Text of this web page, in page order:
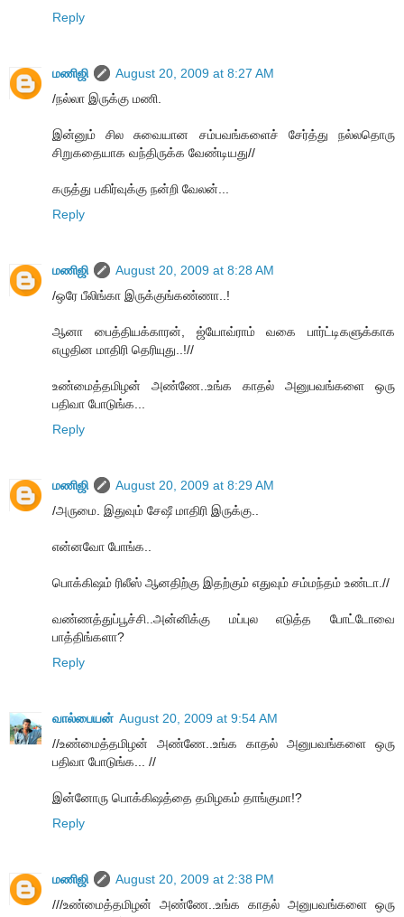
Reply
மணிஜி
August 20, 2009 at 8:27 AM
/நல்லா இருக்கு மணி.
இன்னும் சில சுவையான சம்பவங்களைச் சேர்த்து நல்லதொரு
சிறுகதையாக வந்திருக்க வேண்டியது//
கருத்து பகிர்வுக்கு நன்றி வேலன்...
Reply
மணிஜி
August 20, 2009 at 8:28 AM
/ஒரே பீலிங்கா இருக்குங்கண்ணா..!
ஆனா பைத்தியக்காரன், ஜ்யோவ்ராம் வகை பார்ட்டிகளுக்காக
எழுதின மாதிரி தெரியுது..!//
உண்மைத்தமிழன் அண்ணே..உங்க காதல் அனுபவங்களை ஒரு
பதிவா போடுங்க...
Reply
மணிஜி
August 20, 2009 at 8:29 AM
/அருமை. இதுவும் சேஷீ மாதிரி இருக்கு..
என்னவோ போங்க..
பொக்கிஷம் ரிலீஸ் ஆனதிற்கு இதற்கும் எதுவும் சம்மந்தம் உண்டா.//
வண்ணத்துப்பூச்சி..அன்னிக்கு மப்புல எடுத்த போட்டோவை
பாத்திங்களா?
Reply
வால்பையன் August 20, 2009 at 9:54 AM
//உண்மைத்தமிழன் அண்ணே..உங்க காதல் அனுபவங்களை ஒரு
பதிவா போடுங்க... //
இன்னோரு பொக்கிஷத்தை தமிழகம் தாங்குமா!?
Reply
மணிஜி
August 20, 2009 at 2:38 PM
///உண்மைத்தமிழன் அண்ணே..உங்க காதல் அனுபவங்களை ஒரு